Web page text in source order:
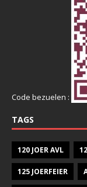
Code bezuelen :
TAGS
120 JOER AVL
125 JOERFEIER